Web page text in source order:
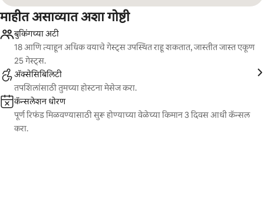
माहीत असाव्यात अशा गोष्टी
बुकिंगच्या अटी
18 आणि त्याहून अधिक वयाचे गेस्ट्स उपस्थित राहू शकतात, जास्तीत जास्त एकूण
25 गेस्ट्स.
ॲक्सेसिबिलिटी
तपशिलांसाठी तुमच्या होस्टना मेसेज करा.
कॅन्सलेशन धोरण
पूर्ण रिफंड मिळवण्यासाठी सुरू होण्याच्या वेळेच्या किमान 3 दिवस आधी कॅन्सल
करा.